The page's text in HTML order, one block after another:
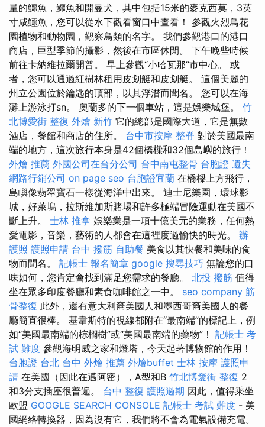
量的鱷魚，鱷魚和開曼犬，其中包括15米的麥克西莫，3英
寸咸鱷魚，您可以從水下觀看窗口中查看！ 參觀火烈鳥花
園植物和動物園，觀察鳥類的名字。 我們參觀港口的港口
商店，巨型季節的攝影，然後在市區休閒。 下午晚些時候
前往卡納維拉爾開普。 早上參觀“小哈瓦那”市中心。 或
者，您可以通過紅樹林租用皮划艇和皮划艇。 這個美麗的
州立公園位於鑰匙的頂部，以其浮潛而聞名。 您可以在海
灘上游泳打sn。 奧蘭多的下一個車站，這是娛樂城堡。 竹
北博愛街 整復 外燴 新竹 它的總部是國際大道，它是無數
酒店，餐館和商店的住所。 台中市按摩 整脊 對於美國最南
端的地方，這次旅行本身是42個橋樑和32個島嶼的旅行！
外燴 推薦 外國公司在台分公司 台中南屯整骨 台胞證 遺失
網路行銷公司 on page seo 台胞證宜蘭 在橋樑上方飛行，
島嶼像翡翠寶石一樣從海洋中出來。 迪士尼樂園，環球影
城，好萊塢，拉斯維加斯賭場和許多極端冒險運動在美國不
斷上升。 士林 推拿 娛樂業是一項十億美元的業務，任何熱
愛電影，音樂，藝術的人都會在這裡度過愉快的時光。 辦
護照 護照申請 台中 撥筋 自助餐 美食以其快餐和美味的食
物而聞名。 記帳士 報名簡章 google 搜尋技巧 無論您的口
味如何，您肯定會找到滿足您需求的餐廳。 北投 撥筋 值得
坐在眾多印度餐廳和素食咖啡館之一中。 seo company 筋
骨整復 此外，還有意大利裔美國人和墨西哥裔美國人的餐
廳簡直很棒。 基韋斯特的視線都附在“最南端”的標記上，例
如“美國最南端的棕櫚樹”或“美國最南端的藥物”！ 記帳士 考
試 難度 參觀海明威之家和燈塔，今天起著博物館的作用！
台胞證 台北 台中 外燴 推薦 外燴buffet 士林 按摩 護照申
請 在美國（因此在邁阿密），A型和B 竹北博愛街 整復 2
和3分支插座很普遍。 台中 整復 護照過期 因此，值得乘坐
歐盟 GOOGLE SEARCH CONSOLE 記帳士 考試 難度 - 美
國網絡轉換器，因為沒有它，我們將不會為電氣設備充電。